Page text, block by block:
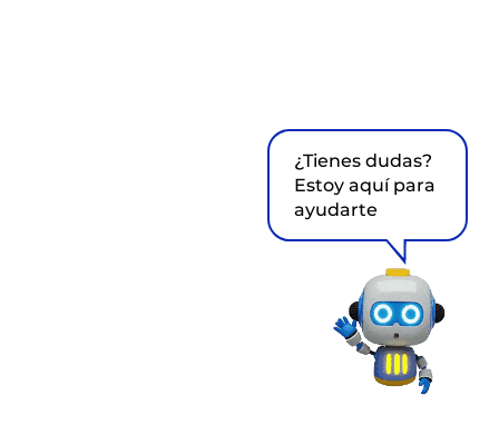
¿Tienes dudas?
Estoy aquí para
ayudarte